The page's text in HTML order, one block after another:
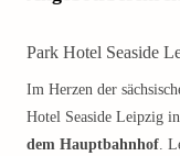
Park Hotel Seaside
Im Herzen der
Hotel Seaside Leipzig in
dem Hauptbahnhof.